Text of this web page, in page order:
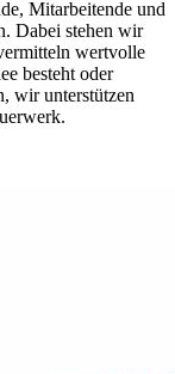
Mitarbeitende und
Dabei stehen wir
wertvolle
besteht oder
wir unterstützen